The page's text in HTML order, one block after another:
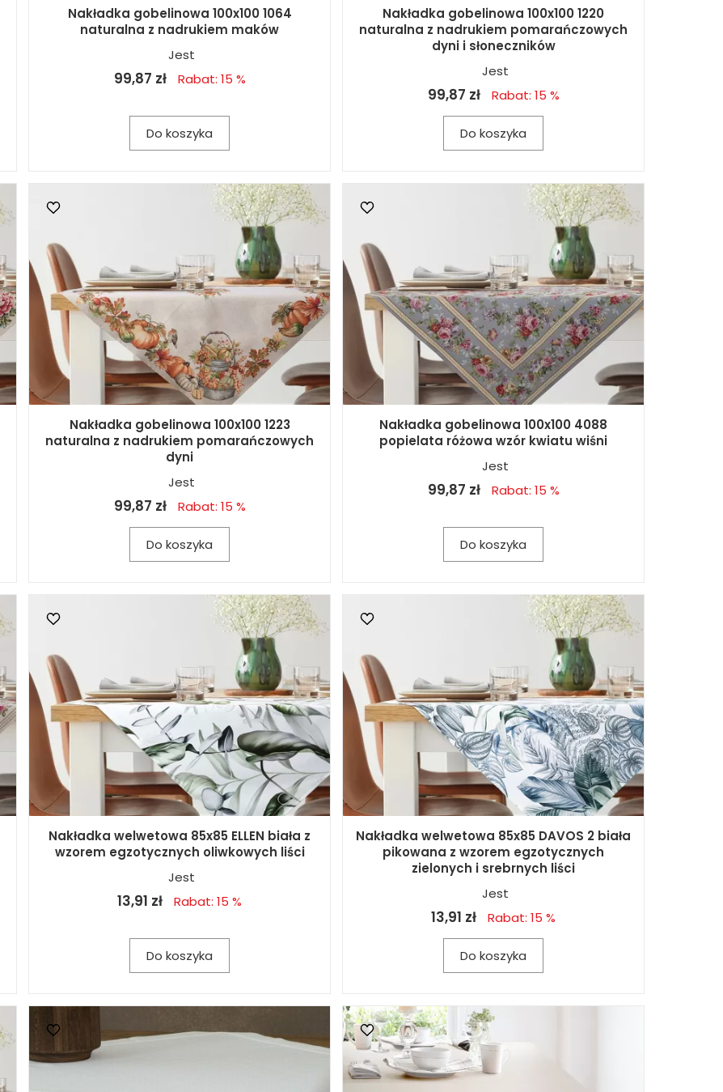
Nakładka gobelinowa 100x100 1064
naturalna z nadrukiem maków
Jest
99,87 zł Rabat: 15 %
Do koszyka
Nakładka gobelinowa 100x100 1220
naturalna z nadrukiem pomarańczowych
dyni i słoneczników
Jest
99,87 zł Rabat: 15 %
Do koszyka
Nakładka gobelinowa 100x100 1223
naturalna z nadrukiem pomarańczowych
dyni
Jest
99,87 zł Rabat: 15 %
Do koszyka
Nakładka gobelinowa 100x100 4088
popielata różowa wzór kwiatu wiśni
Jest
99,87 zł Rabat: 15 %
Do koszyka
Nakładka welwetowa 85x85 ELLEN biała z
wzorem egzotycznych oliwkowych liści
Jest
13,91 zł Rabat: 15 %
Do koszyka
Nakładka welwetowa 85x85 DAVOS 2 biała
pikowana z wzorem egzotycznych
zielonych i srebrnych liści
Jest
13,91 zł Rabat: 15 %
Do koszyka